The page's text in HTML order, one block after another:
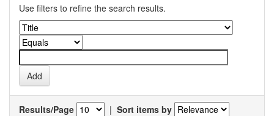
Use filters to refine the search results.
Results/Page | Sort items by